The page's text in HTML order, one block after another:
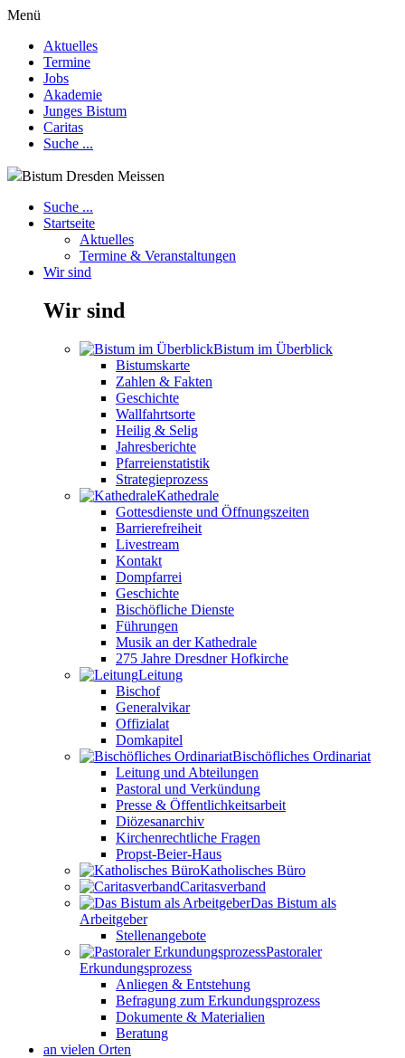
Menü
Aktuelles
Termine
Jobs
Akademie
Junges Bistum
Caritas
Suche ...
Bistum Dresden Meissen
Suche ...
Startseite
Aktuelles
Termine & Veranstaltungen
Wir sind
Wir sind
Bistum im Überblick
Bistumskarte
Zahlen & Fakten
Geschichte
Wallfahrtsorte
Heilig & Selig
Jahresberichte
Pfarreienstatistik
Strategieprozess
Kathedrale
Gottesdienste und Öffnungszeiten
Barrierefreiheit
Livestream
Kontakt
Dompfarrei
Geschichte
Bischöfliche Dienste
Führungen
Musik an der Kathedrale
275 Jahre Dresdner Hofkirche
Leitung
Bischof
Generalvikar
Offizialat
Domkapitel
Bischöfliches Ordinariat
Leitung und Abteilungen
Pastoral und Verkündung
Presse & Öffentlichkeitsarbeit
Diözesanarchiv
Kirchenrechtliche Fragen
Propst-Beier-Haus
Katholisches Büro
Caritasverband
Das Bistum als
Arbeitgeber
Stellenangebote
Pastoraler
Erkundungsprozess
Anliegen & Entstehung
Befragung zum Erkundungsprozess
Dokumente & Materialien
Beratung
an vielen Orten